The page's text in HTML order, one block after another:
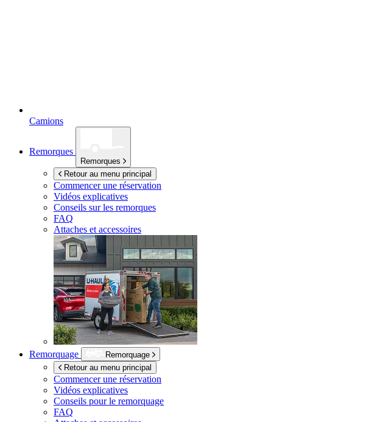
Camions
Remorques
Remorques
Retour au menu principal
Commencer une réservation
Vidéos explicatives
Conseils sur les remorques
FAQ
Attaches et accessoires
Remorquage
Remorquage
Retour au menu principal
Commencer une réservation
Vidéos explicatives
Conseils pour le remorquage
FAQ